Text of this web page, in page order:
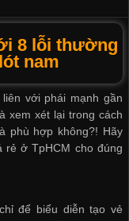
8 lỗi thường
nam
với phái mạnh gần
xem xét lại trong cách
phù hợp không?! Hãy
rẻ ở TpHCM cho đúng
để biểu diễn tạo vẻ